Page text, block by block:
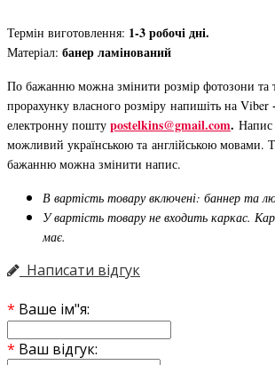
Термін виготовлення: 1-3 робочі дні.
Матеріал: банер ламінований
По бажанню можна змінити розмір фотозони та
прорахунку власного розміру напишіть на Viber
електронну пошту postelkins@gmail.com. Напис
можливий українською та англійською
бажанню можна змінити напис.
В вартість товару включені: баннер та
У вартість товару не входить каркас.
має.
Написати відгук
Ваше ім"я:
Ваш відгук: